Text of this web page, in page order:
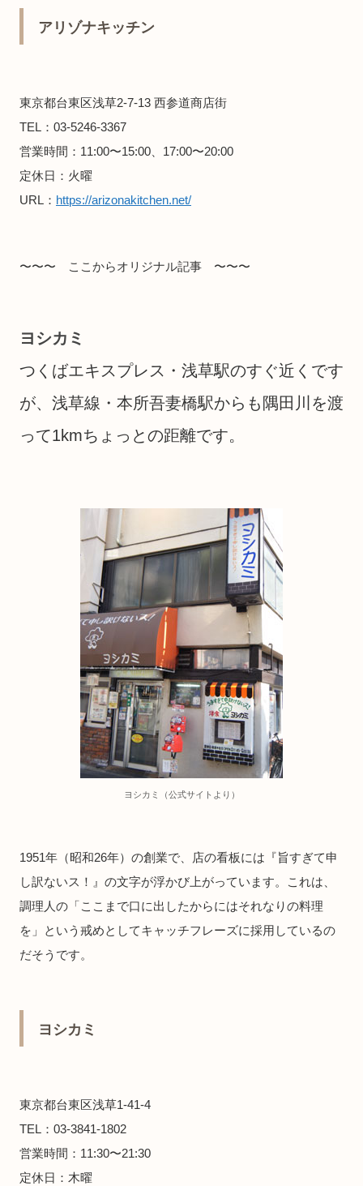
アリゾナキッチン
東京都台東区浅草2-7-13 西参道商店街
TEL：03-5246-3367
営業時間：11:00〜15:00、17:00〜20:00
定休日：火曜
URL： https://arizonakitchen.net/
〜〜〜 ここからオリジナル記事 〜〜〜
ヨシカミ
つくばエキスプレス・浅草駅のすぐ近くです
が、浅草線・本所吾妻橋駅からも隅田川を渡
って1kmちょっとの距離です。
ヨシカミ（公式サイトより）
1951年（昭和26年）の創業で、店の看板には『旨すぎて申
し訳ないス！』の文字が浮かび上がっています。これは、
調理人の「ここまで口に出したからにはそれなりの料理
を」という戒めとしてキャッチフレーズに採用しているの
だそうです。
ヨシカミ
東京都台東区浅草1-41-4
TEL：03-3841-1802
営業時間：11:30〜21:30
定休日：木曜